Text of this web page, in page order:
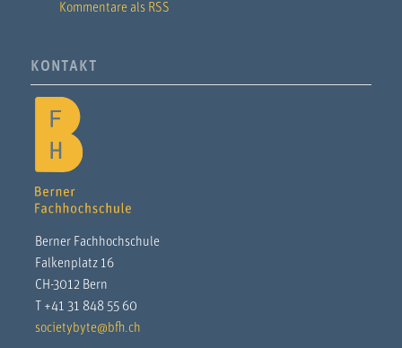
Kommentare als RSS
KONTAKT
Berner Fachhochschule
Falkenplatz 16
CH-3012 Bern
T +41 31 848 55 60
societybyte@bfh.ch